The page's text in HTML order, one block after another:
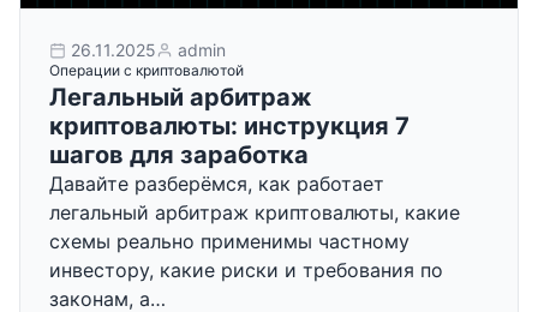
26.11.2025 admin
Операции с криптовалютой
Легальный арбитраж
криптовалюты: инструкция 7
шагов для заработка
Давайте разберёмся, как работает
легальный арбитраж криптовалюты, какие
схемы реально применимы частному
инвестору, какие риски и требования по
законам, а…